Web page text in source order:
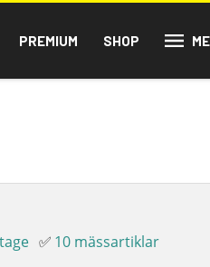
PREMIUM SHOP
✅ 10 mässartiklar